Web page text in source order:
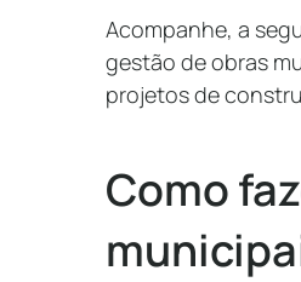
Acompanhe, a
gestão de obras
projetos de
Como